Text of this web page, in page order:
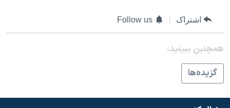
اشتراک Follow us
همچنبن ببینید:
گزيده‌ها